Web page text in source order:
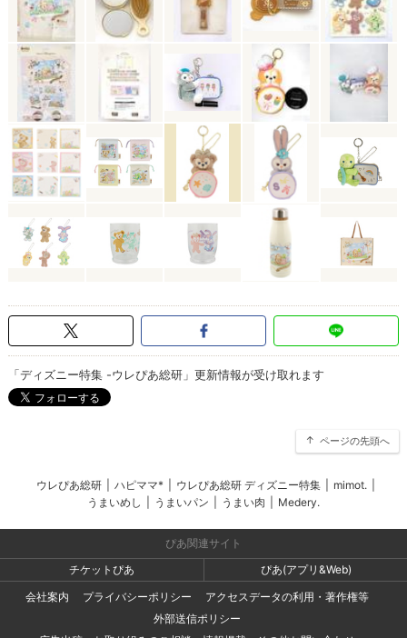
「ディズニー特集 -ウレぴあ総研」更新情報が受け取れます
ページの先頭へ
ウレぴあ総研 ハピママ* ウレぴあ総研 ディズニー特集 mimot.
うまいめし
うまいパン うまい肉 Medery.
ぴあ関連サイト
チケットぴあ
ぴあ(アプリ&Web)
会社案内
プライバシーポリシー
アクセスデータの利用・著作権等
外部送信ポリシー